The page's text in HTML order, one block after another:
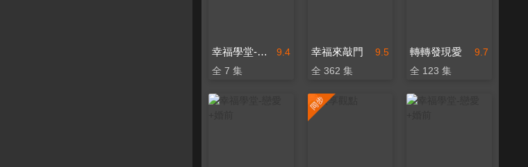
9.4
幸福學堂-婚姻家庭
全 7 集
9.5
幸福來敲門
全 362 集
9.7
轉轉發現愛
全 123 集